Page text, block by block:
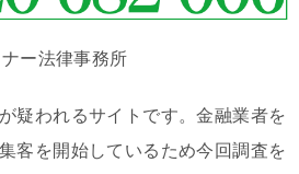
ー法律事務所
疑われるサイトです。金融業者を
客を開始しているため今回調査を